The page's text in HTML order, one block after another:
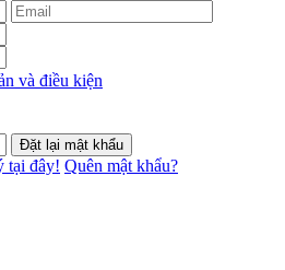
và điều kiện
Đặt lại mật khẩu
tại đây! Quên mật khẩu?